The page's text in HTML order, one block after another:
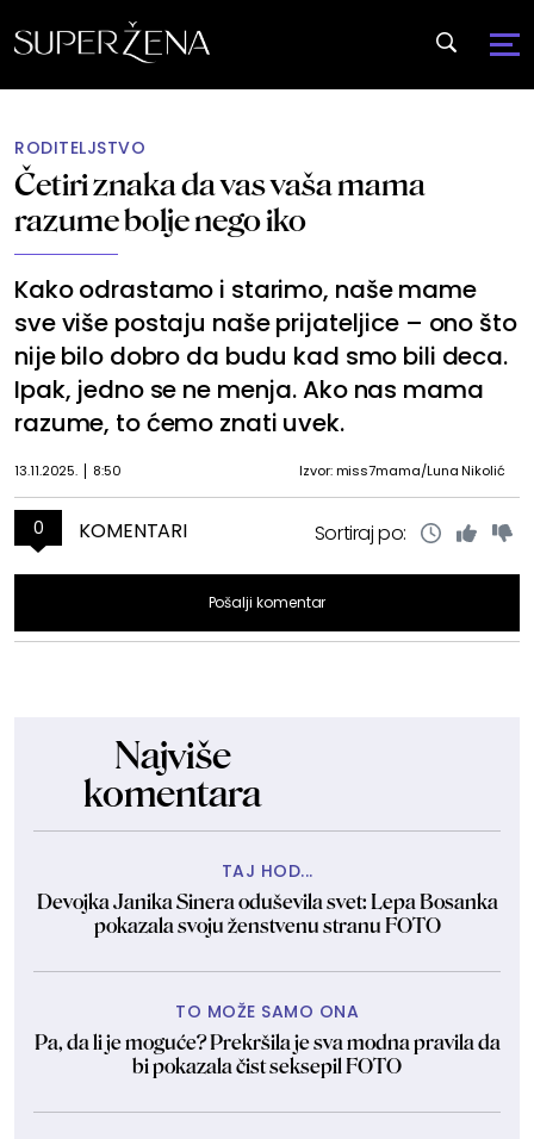
RODITELJSTVO
Četiri znaka da vas vaša mama
razume bolje nego iko
Kako odrastamo i starimo, naše mame
sve više postaju naše prijateljice – ono što
nije bilo dobro da budu kad smo bili deca.
Ipak, jedno se ne menja. Ako nas mama
razume, to ćemo znati uvek.
13.11.2025. 8:50 Izvor: miss7mama/Luna Nikolić
0 KOMENTARI Sortiraj po:
Pošalji komentar
Najviše
komentara
TAJ HOD...
Devojka Janika Sinera oduševila svet: Lepa Bosanka
pokazala svoju ženstvenu stranu FOTO
TO MOŽE SAMO ONA
Pa, da li je moguće? Prekršila je sva modna pravila da
bi pokazala čist seksepil FOTO